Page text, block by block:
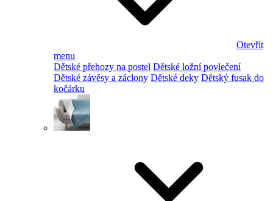
Otevřít
menu
Dětské přehozy na postel Dětské ložní povlečení
Dětské závěsy a záclony Dětské deky Dětský fusak do
kočárku